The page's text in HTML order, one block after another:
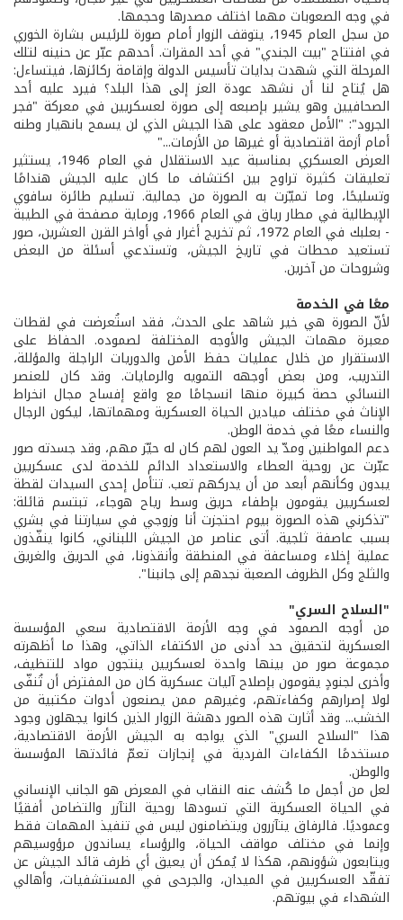
في وجه الصعوبات مهما اختلف مصدرها وحجمها.
من سجل العام 1945، يتوقف الزوار أمام صورة للرئيس بشارة الخوري
في افتتاح "بيت الجندي" في أحد المقرات. أحدهم عبّر عن حنينه لتلك
المرحلة التي شهدت بدايات تأسيس الدولة وإقامة ركائزها، فيتساءل:
هل يُتاح لنا أن نشهد عودة العز إلى هذا البلد؟ فيرد عليه أحد
الصحافيين وهو يشير بإصبعه إلى صورة لعسكريين في معركة "فجر
الجرود": "الأمل معقود على هذا الجيش الذي لن يسمح بانهيار وطنه
أمام أزمة اقتصادية أو غيرها من الأزمات..."
العرض العسكري بمناسبة عيد الاستقلال في العام 1946، يستثير
تعليقات كثيرة تراوح بين اكتشاف ما كان عليه الجيش هندامًا
وتسليحًا، وما تميّزت به الصورة من جمالية. تسليم طائرة سافوي
الإيطالية في مطار رياق في العام 1966، ورماية مصفحة في الطيبة
- بعلبك في العام 1972، ثم تخريج أغرار في أواخر القرن العشرين، صور
تستعيد محطات في تاريخ الجيش، وتستدعي أسئلة من البعض
وشروحات من آخرين.
معًا في الخدمة
لأنّ الصورة هي خير شاهد على الحدث، فقد استُعرضت في لقطات
معبرة مهمات الجيش والأوجه المختلفة لصموده. الحفاظ على
الاستقرار من خلال عمليات حفظ الأمن والدوريات الراجلة والمؤللة،
التدريب، ومن بعض أوجهه التمويه والرمايات. وقد كان للعنصر
النسائي حصة كبيرة منها انسجامًا مع واقع إفساح مجال انخراط
الإناث في مختلف ميادين الحياة العسكرية ومهماتها، ليكون الرجال
والنساء معًا في خدمة الوطن.
دعم المواطنين ومدّ يد العون لهم كان له حيّز مهم، وقد جسدته صور
عبّرت عن روحية العطاء والاستعداد الدائم للخدمة لدى عسكريين
يبدون وكأنهم أبعد من أن يدركهم تعب. تتأمل إحدى السيدات لقطة
لعسكريين يقومون بإطفاء حريق وسط رياح هوجاء، تبتسم قائلة:
"تذكرني هذه الصورة بيوم احتجزت أنا وزوجي في سيارتنا في بشري
بسبب عاصفة ثلجية. أتى عناصر من الجيش اللبناني، كانوا ينفّذون
عملية إخلاء ومساعفة في المنطقة وأنقذونا، في الحريق والغريق
والثلج وكل الظروف الصعبة نجدهم إلى جانبنا".
"السلاح السري"
من أوجه الصمود في وجه الأزمة الاقتصادية سعي المؤسسة
العسكرية لتحقيق حد أدنى من الاكتفاء الذاتي، وهذا ما أظهرته
مجموعة صور من بينها واحدة لعسكريين ينتجون مواد للتنظيف،
وأخرى لجنودٍ يقومون بإصلاح آليات عسكرية كان من المفترض أن تُنفّى
لولا إصرارهم وكفاءتهم، وغيرهم ممن يصنعون أدوات مكتبية من
الخشب... وقد أثارت هذه الصور دهشة الزوار الذين كانوا يجهلون وجود
هذا "السلاح السري" الذي يواجه به الجيش الأزمة الاقتصادية،
مستخدمًا الكفاءات الفردية في إنجازات تعمّ فائدتها المؤسسة
والوطن.
لعل من أجمل ما كُشف عنه النقاب في المعرض هو الجانب الإنساني
في الحياة العسكرية التي تسودها روحية التآزر والتضامن أفقيًا
وعموديًا. فالرفاق يتآزرون ويتضامنون ليس في تنفيذ المهمات فقط
وإنما في مختلف مواقف الحياة، والرؤساء يساندون مرؤوسيهم
ويتابعون شؤونهم، هكذا لا يُمكن أن يعيق أي ظرف قائد الجيش عن
تفقّد العسكريين في الميدان، والجرحى في المستشفيات، وأهالي
الشهداء في بيوتهم.